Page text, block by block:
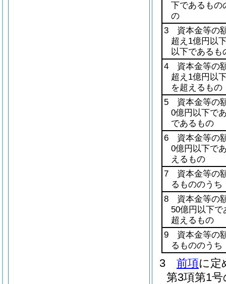
下であるもの
の
3 資本金等の
超え1億円以
以下であるも
4 資本金等の
超え1億円以
を超えるもの
5 資本金等の
0億円以下で
であるもの
6 資本金等の
0億円以下で
えるもの
7 資本金等の
るもののうち
8 資本金等の
50億円以下
超えるもの
9 資本金等の
るもののうち
3 前項に定
第3項第1